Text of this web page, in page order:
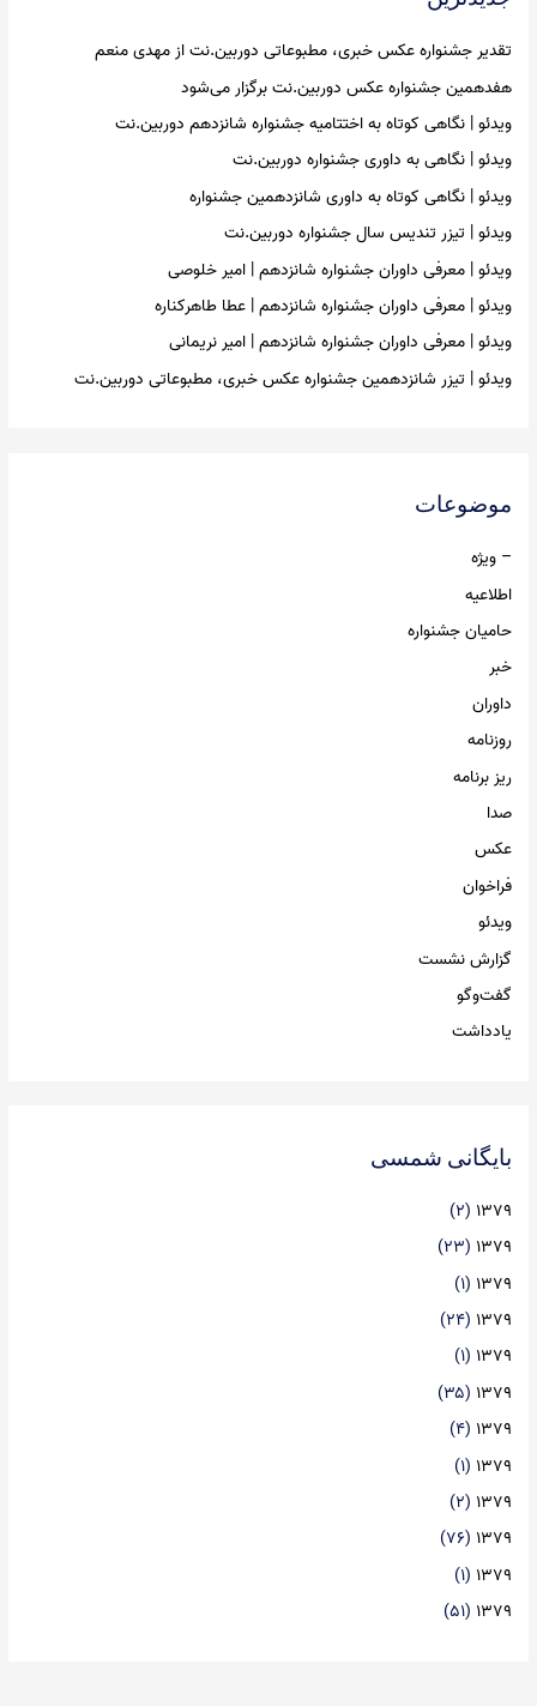
o
r
:
تقدیر جشنواره عکس خبری، مطبوعاتی دوربین.نت از مهدی منعم
هفدهمین جشنواره عکس دوربین.نت برگزار می‌شود
ویدئو | نگاهی کوتاه به اختتامیه جشنواره شانزدهم دوربین.نت
ویدئو | نگاهی به داوری جشنواره دوربین.نت
ویدئو | نگاهی کوتاه به داوری شانزدهمین جشنواره
ویدئو | تیزر تندیس سال جشنواره دوربین.نت
ویدئو | معرفی داوران جشنواره شانزدهم | امیر خلوصی
ویدئو | معرفی داوران جشنواره شانزدهم | عطا طاهرکناره
ویدئو | معرفی داوران جشنواره شانزدهم | امیر نریمانی
ویدئو | تیزر شانزدهمین جشنواره عکس خبری، مطبوعاتی دوربین.نت
موضوعات
– ویژه
اطلاعیه
حامیان جشنواره
خبر
داوران
روزنامه
ریز برنامه
صدا
عکس
فراخوان
ویدئو
گزارش نشست
گفت‌وگو
یادداشت
بایگانی شمسی
۱۳۷۹ (۲)
۱۳۷۹ (۲۳)
۱۳۷۹ (۱)
۱۳۷۹ (۲۴)
۱۳۷۹ (۱)
۱۳۷۹ (۳۵)
۱۳۷۹ (۴)
۱۳۷۹ (۱)
۱۳۷۹ (۲)
۱۳۷۹ (۷۶)
۱۳۷۹ (۱)
۱۳۷۹ (۵۱)